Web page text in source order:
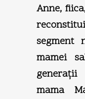
Anne,
segment
mamei
generaţii
mama